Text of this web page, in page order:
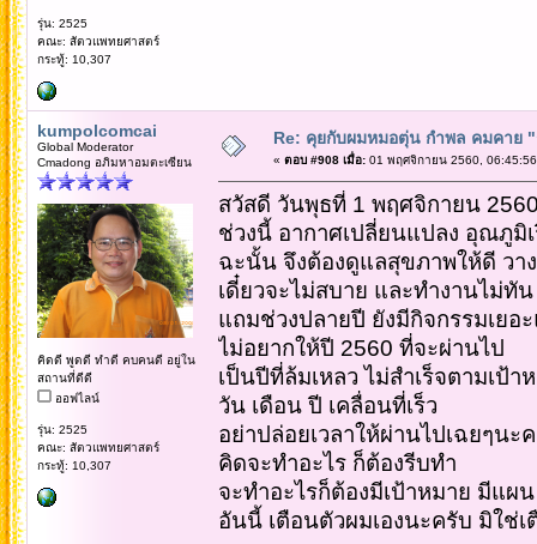
รุ่น: 2525
คณะ: สัตวแพทยศาสตร์
กระทู้: 10,307
kumpolcomcai
Global Moderator
Cmadong อภิมหาอมตะเซียน
คิดดี พูดดี ทำดี คบคนดี อยู่ใน
สถานที่ดีดี
ออฟไลน์
รุ่น: 2525
คณะ: สัตวแพทยศาสตร์
กระทู้: 10,307
Re: คุยกับผมหมอตุ่น กำพล คมคาย
« ตอบ #908 เมื่อ:01 พฤศจิกายน 2560,
สวัสดี วันพุธที่ 1 พฤศจิกายน
ช่วงนี้ อากาศเปลี่ยนแปลง อุณภูมิ
ฉะนั้น จึงต้องดูแลสุขภาพให้ดี วา
เดี๋ยวจะไม่สบาย และทำงานไม่ทัน
แถมช่วงปลายปี ยังมีกิจกรรมเยอ
ไม่อยากให้ปี 2560 ที่จะผ่านไป
เป็นปีที่ล้มเหลว ไม่สำเร็จตามเป้า
วัน เดือน ปี เคลื่อนที่เร็ว
อย่าปล่อยเวลาให้ผ่านไปเฉยๆนะ
คิดจะทำอะไร ก็ต้องรีบทำ
จะทำอะไรก็ต้องมีเป้าหมาย มีแผน
อันนี้ เตือนตัวผมเองนะครับ มิใช่เ